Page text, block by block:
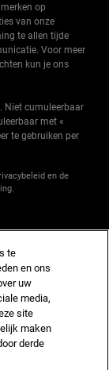
op
van onze
te allen tijde
Voor meer
kun je ons
Niet cumuleerbaar
met «
te gebruiken per
en de
te
en ons
uw
media,
site
maken
derde